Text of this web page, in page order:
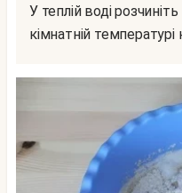
У теплій воді розчиніть мед і дріжджі. Залиште при
кімнатній температурі